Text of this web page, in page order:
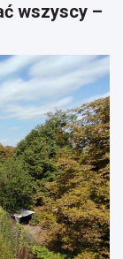
wszyscy –